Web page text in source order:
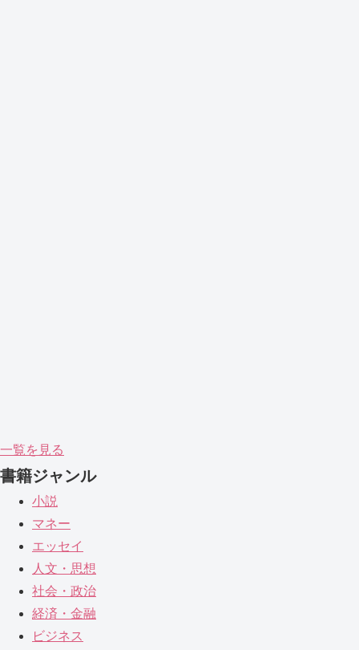
一覧を見る
書籍ジャンル
小説
マネー
エッセイ
人文・思想
社会・政治
経済・金融
ビジネス